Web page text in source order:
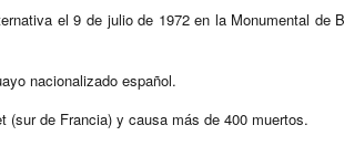
el 9 de julio de 1972 en la Monumental de
nacionalizado español.
(sur de Francia) y causa más de 400 muertos.